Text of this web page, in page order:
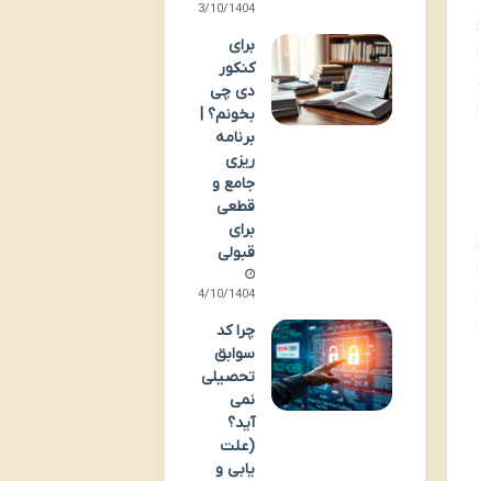
13/10/1404
برای
کنکور
دی چی
بخونم؟ |
برنامه
ریزی
جامع و
قطعی
برای
قبولی
14/10/1404
چرا کد
سوابق
تحصیلی
نمی
آید؟
(علت
یابی و